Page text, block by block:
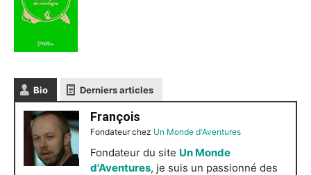
Bio Derniers articles
François
Fondateurchez Un Monde d'Aventures
Fondateur du site Un Monde
d'Aventures, je suis un passionné des